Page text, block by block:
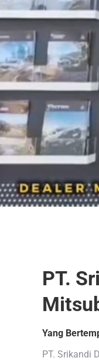
PT.
Yang
PT. Srikandi